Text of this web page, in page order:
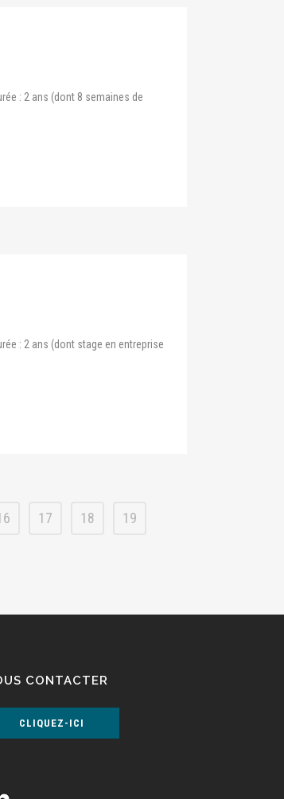
: 2 ans (dont 8 semaines de
: 2 ans (dont stage en entreprise
17 18
19
CONTACTER
CLIQUEZ-ICI